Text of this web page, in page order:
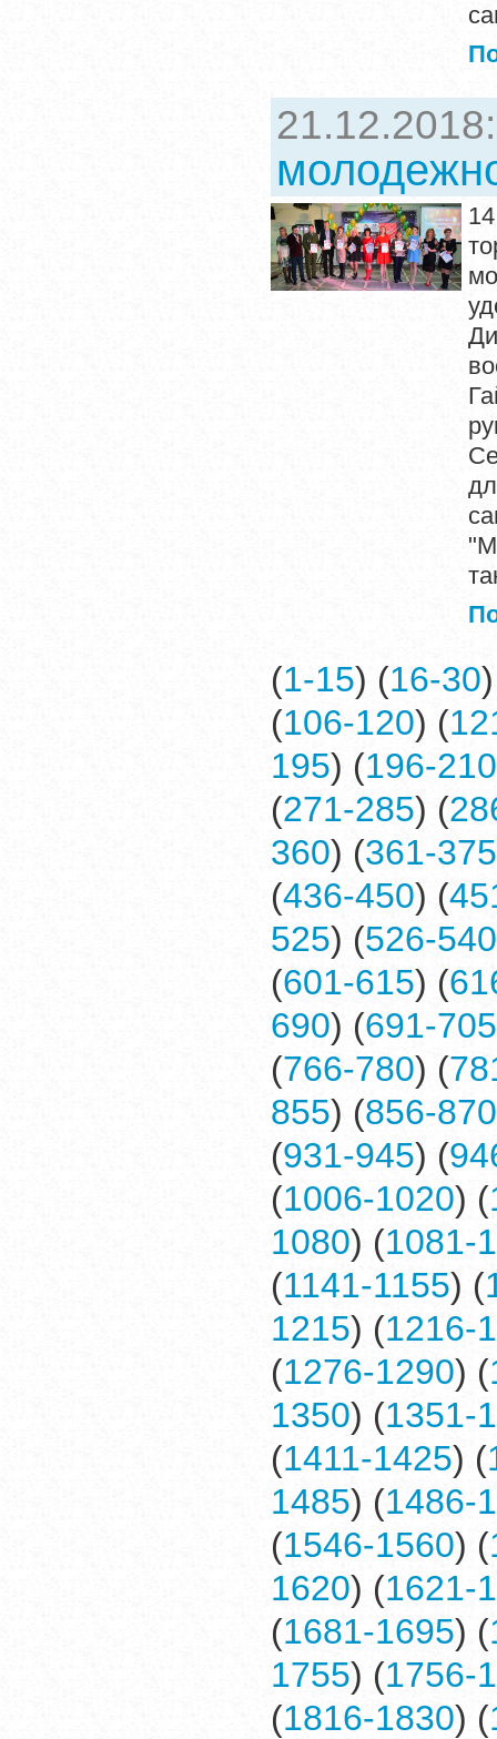
(1-15) (16-30
(106-120) (
195) (196-210
(271-285) (
360) (361-375
(436-450) (
525) (526-540
(601-615) (
690) (691-705
(766-780) (
855) (856-870
(931-945) (
(1006-1020) (
1080) (1081-
(1141-1155) (
1215) (1216-
(1276-1290) (
1350) (1351-
(1411-1425) (
1485) (1486-
(1546-1560) (
1620) (1621-
(1681-1695) (
1755) (1756-
(1816-1830) (